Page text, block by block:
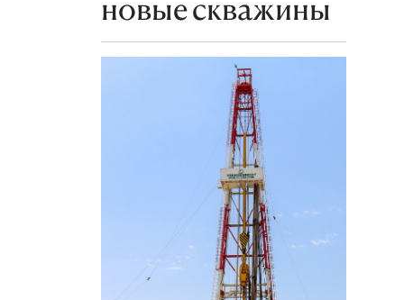
новые скважины